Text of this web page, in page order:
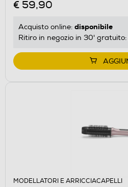
€ 59,90
Acquisto online: disponibile
Ritiro in negozio in 30' gratuito:
MODELLATORI E ARRICCIACAPELLI